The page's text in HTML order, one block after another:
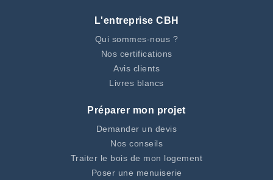
L'entreprise CBH
Qui sommes-nous ?
Nos certifications
Avis clients
Livres blancs
Préparer mon projet
Demander un devis
Nos conseils
Traiter le bois de mon logement
Poser une menuiserie